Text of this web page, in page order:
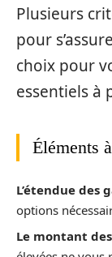
Plusieurs
pour
choix pour
essentiels à
Éléments
L’étendue des
options
Le montant